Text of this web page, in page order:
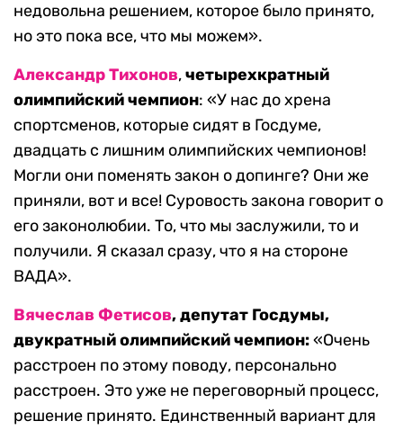
недовольна решением, которое было принято,
но это пока все, что мы можем».
Александр Тихонов,четырехкратный
олимпийский чемпион: «У нас до хрена
спортсменов, которые сидят в Госдуме,
двадцать с лишним олимпийских чемпионов!
Могли они поменять закон о допинге? Они же
приняли, вот и все! Суровость закона говорит о
его законолюбии. То, что мы заслужили, то и
получили. Я сказал сразу, что я на стороне
ВАДА».
Вячеслав Фетисов, депутат Госдумы,
двукратный олимпийский чемпион:«Очень
расстроен по этому поводу, персонально
расстроен. Это уже не переговорный процесс,
решение принято. Единственный вариант для